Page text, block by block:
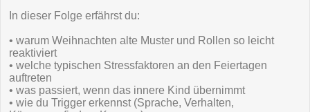
In dieser Folge erfährst du:
• warum Weihnachten alte Muster und Rollen so leicht
reaktiviert
• welche typischen Stressfaktoren an den Feiertagen
auftreten
• was passiert, wenn das innere Kind übernimmt
• wie du Trigger erkennst (Sprache, Verhalten,